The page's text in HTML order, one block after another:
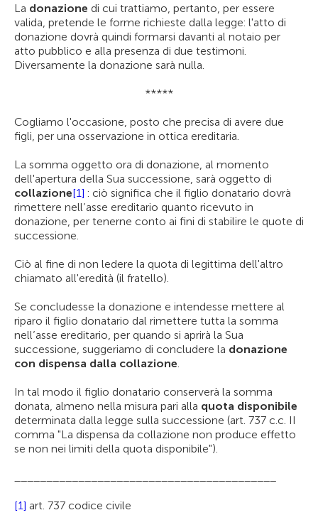
La donazione di cui trattiamo, pertanto, per essere
valida, pretende le forme richieste dalla legge: l'atto di
donazione dovrà quindi formarsi davanti al notaio per
atto pubblico e alla presenza di due testimoni.
Diversamente la donazione sarà nulla.
*****
Cogliamo l'occasione, posto che precisa di avere due
figli, per una osservazione in ottica ereditaria.
La somma oggetto ora di donazione, al momento
dell'apertura della Sua successione, sarà oggetto di
collazione[1] : ciò significa che il figlio donatario dovrà
rimettere nell’asse ereditario quanto ricevuto in
donazione, per tenerne conto ai fini di stabilire le quote di
successione.
Ciò al fine di non ledere la quota di legittima dell'altro
chiamato all'eredità (il fratello).
Se concludesse la donazione e intendesse mettere al
riparo il figlio donatario dal rimettere tutta la somma
nell’asse ereditario, per quando si aprirà la Sua
successione, suggeriamo di concludere la donazione
con dispensa dalla collazione.
In tal modo il figlio donatario conserverà la somma
donata, almeno nella misura pari alla quota disponibile
determinata dalla legge sulla successione (art. 737 c.c. II
comma "La dispensa da collazione non produce effetto
se non nei limiti della quota disponibile").
[1] art. 737 codice civile